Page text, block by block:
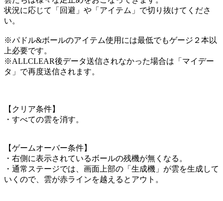
状況に応じて「回避」や「アイテム」で切り抜けてくださ
い。
※パドル&ボールのアイテム使用には最低でもゲージ２本以
上必要です。
※ALLCLEAR後データ送信されなかった場合は「マイデー
タ」で再度送信されます。
【クリア条件】
・すべての雲を消す。
【ゲームオーバー条件】
・右側に表示されているボールの残機が無くなる。
・通常ステージでは、画面上部の「生成機」が雲を生成して
いくので、雲が赤ラインを越えるとアウト。